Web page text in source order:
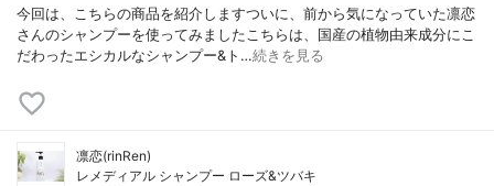
今回は、こちらの商品を紹介しますついに、前から気になっていた凛恋
さんのシャンプーを使ってみましたこちらは、国産の植物由来成分にこ
だわったエシカルなシャンプー&ト…続きを見る
凛恋(rinRen)
レメディアル シャンプー ローズ&ツバキ